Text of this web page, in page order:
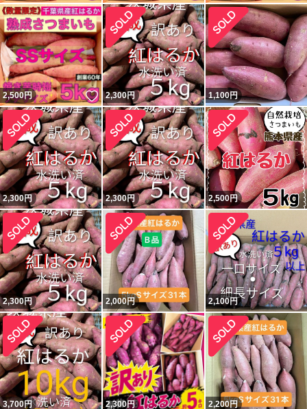
2,500円 いいね！
2,300円 1,100円
2,300円 2,300円 2,500円
2,300円 2,000円 2,100円
3,700円 2,300円 2,200円